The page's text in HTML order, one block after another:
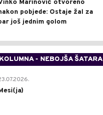
Marinović otvoreno
pobjede: Ostaje žal za
još jednim golom
KOLUMNA - NEBOJŠA ŠATARA